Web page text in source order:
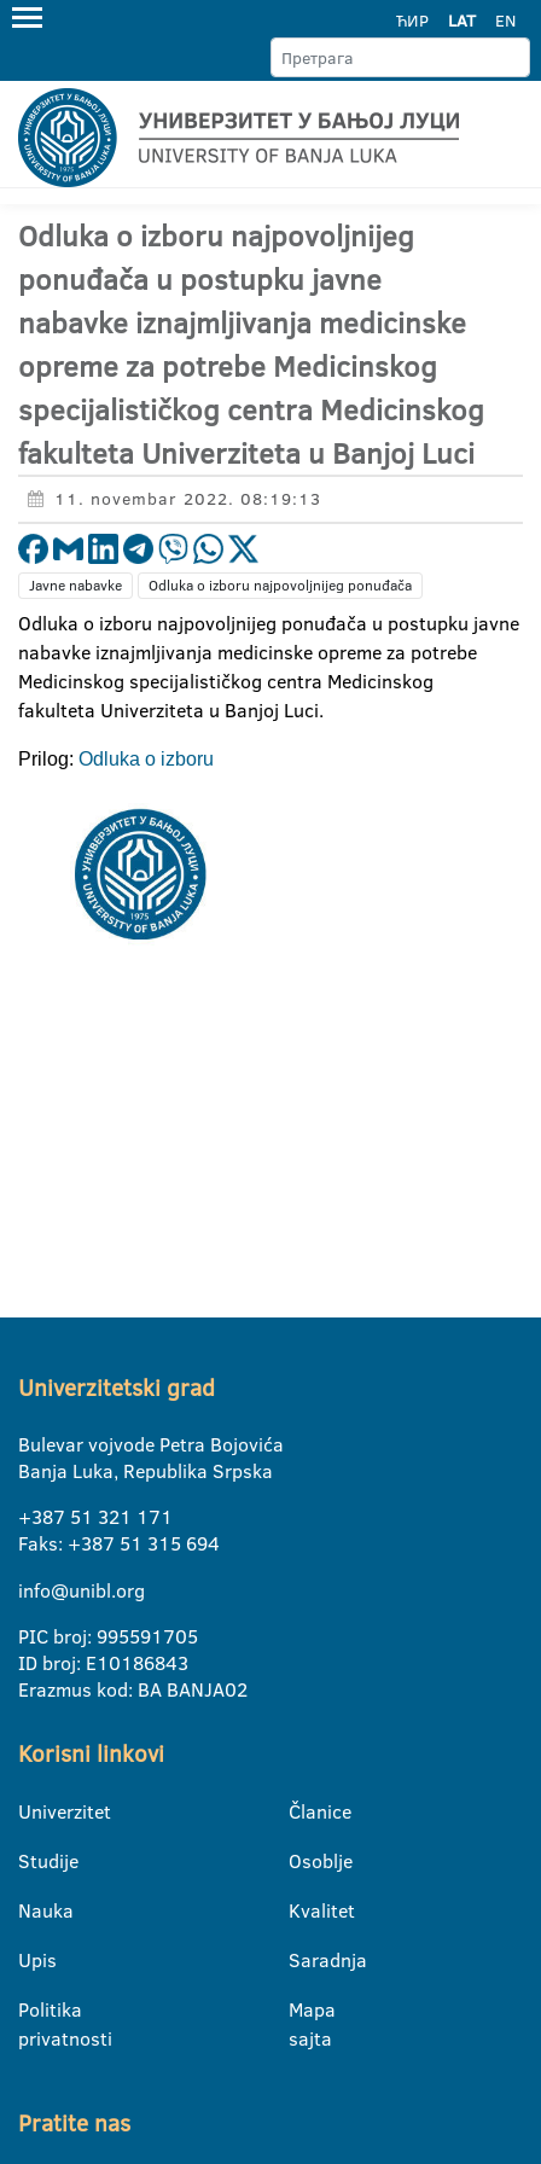
ЋИР LAT EN
Odluka o izboru najpovoljnijeg
ponuđača u postupku javne
nabavke iznajmljivanja medicinske
opreme za potrebe Medicinskog
specijalističkog centra Medicinskog
fakulteta Univerziteta u Banjoj Luci
11. novembar 2022. 08:19:13
Javne nabavke Odluka o izboru najpovoljnijeg ponuđača
Odluka o izboru najpovoljnijeg ponuđača u postupku javne
nabavke iznajmljivanja medicinske opreme za potrebe
Medicinskog specijalističkog centra Medicinskog
fakulteta Univerziteta u Banjoj Luci.
Prilog: Odluka o izboru
Univerzitetski grad
Bulevar vojvode Petra Bojovića
Banja Luka, Republika Srpska
+387 51 321 171
Faks: +387 51 315 694
info@unibl.org
PIC broj: 995591705
ID broj: E10186843
Erazmus kod: BA BANJA02
Korisni linkovi
Univerzitet
Studije
Nauka
Upis
Politika
privatnosti
Članice
Osoblje
Kvalitet
Saradnja
Mapa
sajta
Pratite nas